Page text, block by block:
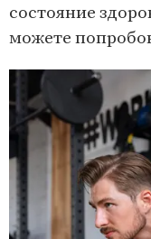
состояние
можете